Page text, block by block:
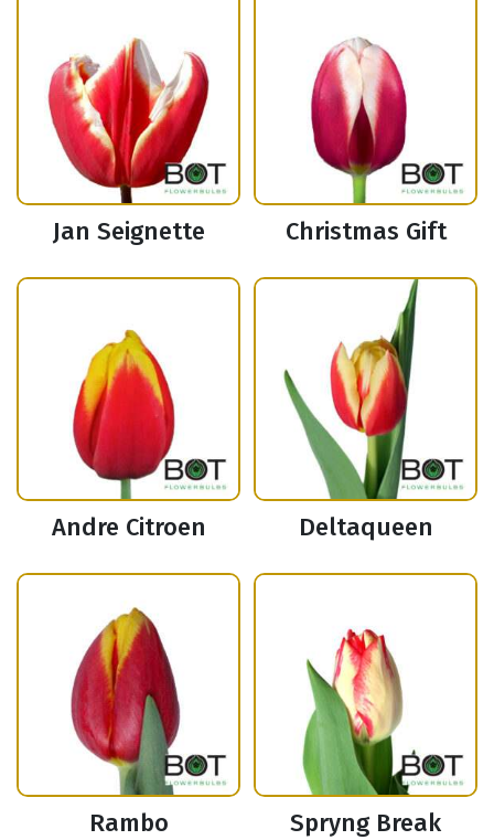
Jan Seignette Christmas Gift
Andre Citroen Deltaqueen
Rambo Spryng Break